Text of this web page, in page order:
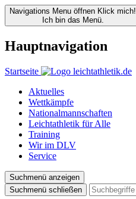
Navigations Menu öffnen Klick mich!
Ich bin das Menü.
Hauptnavigation
Startseite
Aktuelles
Wettkämpfe
Nationalmannschaften
Leichtathletik für Alle
Training
Wir im DLV
Service
Suchmenü anzeigen
Suchmenü schließen